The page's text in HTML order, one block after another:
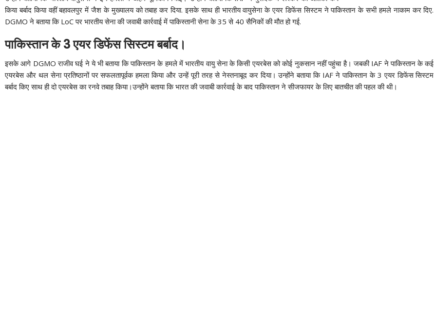
किया बर्बाद किया वहीं बहावलपुर में जैश के मुख्यालय को तबाह कर दिया. इसके साथ ही भारतीय वायुसेना के एयर डिफेंस सिस्टम ने पाकिस्तान के सभी हमले नाकाम कर दिए.
DGMO ने बताया कि LoC पर भारतीय सेना की जवाबी कार्रवाई में पाकिस्तानी सेना के 35 से 40 सैनिकों की मौत हो गई.
पाकिस्तान के 3 एयर डिफेंस सिस्टम बर्बाद।
इसके आगे DGMO राजीव घई ने ये भी बताया कि पाकिस्तान के हमले में भारतीय वायु सेना के किसी एयरबेस को कोई नुकसान नहीं पहुंचा है। जबकी IAF ने पाकिस्तान के कई
एयरबेस और थल सेना प्रतिष्ठानों पर सफलतापूर्वक हमला किया और उन्हें पूरी तरह से नेस्तनाबूद कर दिया। उन्होंने बताया कि IAF ने पाकिस्तान के 3 एयर डिफेंस सिस्टम
बर्बाद किए साथ ही दो एयरबेस का रनवे तबाह किया।उन्होंने बताया कि भारत की जवाबी कार्रवाई के बाद पाकिस्तान ने सीजफायर के लिए बातचीत की पहल की थी।